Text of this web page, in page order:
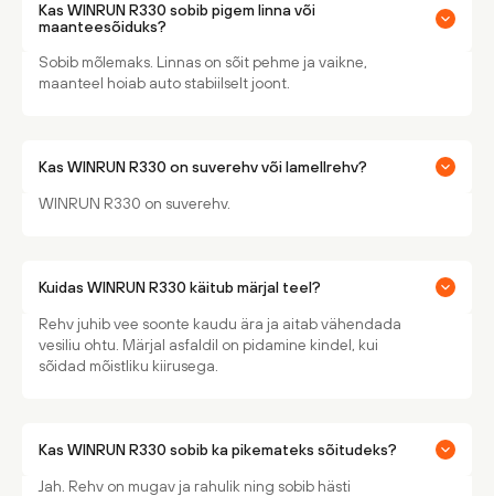
Kas WINRUN R330 sobib pigem linna või
maanteesõiduks?
Sobib mõlemaks. Linnas on sõit pehme ja vaikne,
maanteel hoiab auto stabiilselt joont.
Kas WINRUN R330 on suverehv või lamellrehv?
WINRUN R330 on suverehv.
Kuidas WINRUN R330 käitub märjal teel?
Rehv juhib vee soonte kaudu ära ja aitab vähendada
vesiliu ohtu. Märjal asfaldil on pidamine kindel, kui
sõidad mõistliku kiirusega.
Kas WINRUN R330 sobib ka pikemateks sõitudeks?
Jah. Rehv on mugav ja rahulik ning sobib hästi